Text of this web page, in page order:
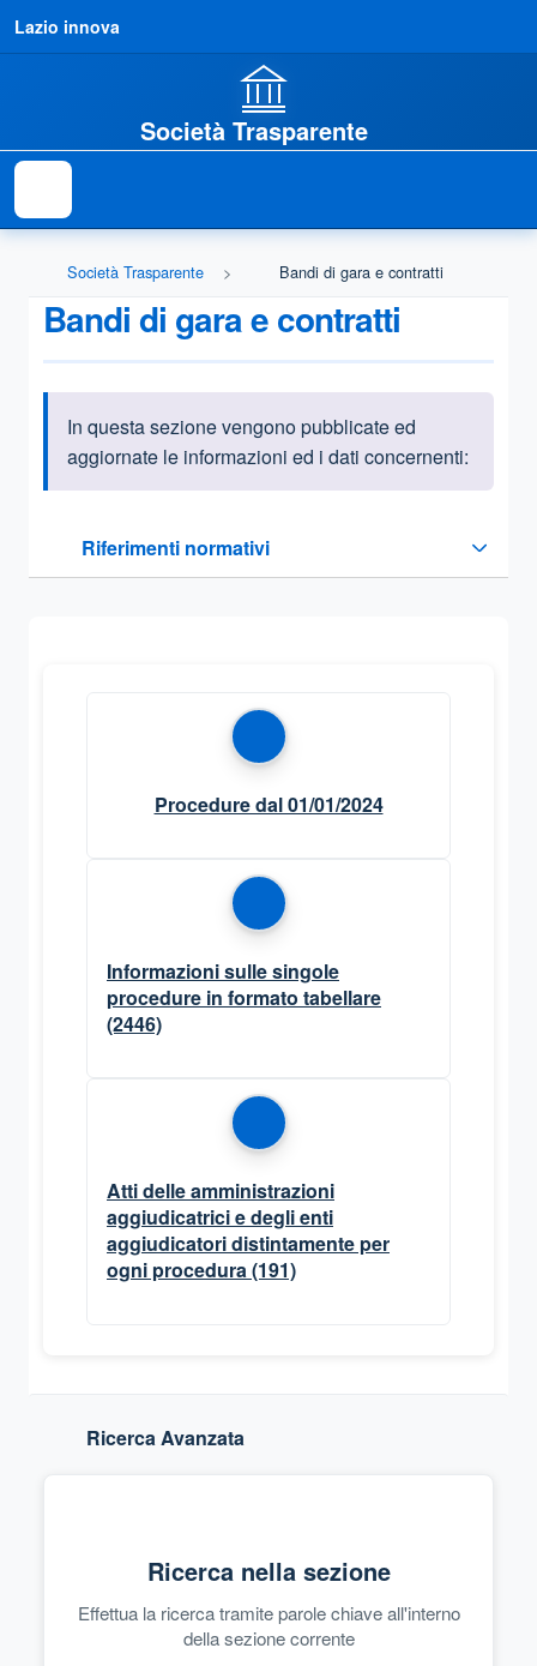
Lazio innova
Società Trasparente
Società Trasparente Bandi di gara e contratti
Bandi di gara e contratti
Informazioni introduttive
In questa sezione vengono pubblicate ed
aggiornate le informazioni ed i dati concernenti:
Riferimenti normativi
Sezione compressa
Procedure dal 01/01/2024
Informazioni sulle singole
procedure in formato tabellare
(2446)
Atti delle amministrazioni
aggiudicatrici e degli enti
aggiudicatori distintamente per
ogni procedura (191)
Ricerca Avanzata
Ricerca nella sezione
Effettua la ricerca tramite parole chiave all'interno
della sezione corrente